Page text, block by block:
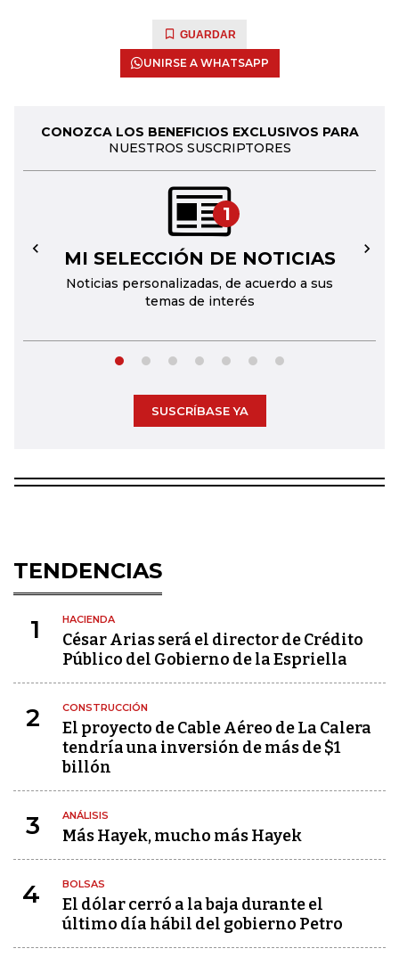
GUARDAR
UNIRSE A WHATSAPP
CONOZCA LOS BENEFICIOS EXCLUSIVOS PARA
NUESTROS SUSCRIPTORES
1
MI SELECCIÓN DE NOTICIAS
Noticias personalizadas, de acuerdo a sus
temas de interés
← →
SUSCRÍBASE YA
TENDENCIAS
1 HACIENDA
César Arias será el director de Crédito
Público del Gobierno de la Espriella
2 CONSTRUCCIÓN
El proyecto de Cable Aéreo de La Calera
tendría una inversión de más de $1
billón
3 ANÁLISIS
Más Hayek, mucho más Hayek
4 BOLSAS
El dólar cerró a la baja durante el
último día hábil del gobierno Petro